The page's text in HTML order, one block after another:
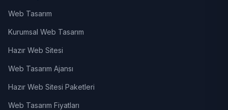
Web Tasarım
Kurumsal Web Tasarım
Hazır Web Sitesi
Web Tasarım Ajansı
Hazır Web Sitesi Paketleri
Web Tasarım Fiyatları